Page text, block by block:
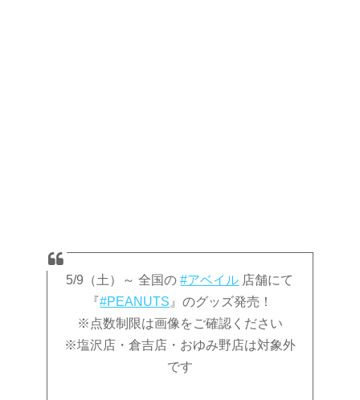
5/9（土）～ 全国の#アベイル 店舗にて
『#PEANUTS 』のグッズ発売！
※点数制限は画像をご確認ください
※塩沢店・倉吉店・おゆみ野店は対象外
です